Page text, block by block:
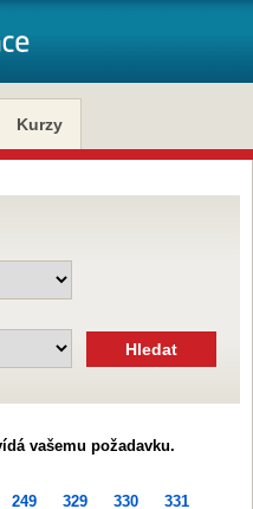
Kurzy
vašemu požadavku.
249 329 330
331